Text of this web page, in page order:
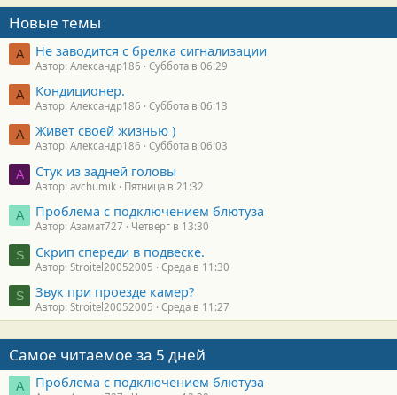
Новые темы
А Не заводится с брелка сигнализации
Автор: Александр186 Суббота в 06:29
А Кондиционер.
Автор: Александр186 Суббота в 06:13
А Живет своей жизнью )
Автор: Александр186 Суббота в 06:03
A Стук из задней головы
Автор: avchumik Пятница в 21:32
А Проблема с подключением блютуза
Автор: Азамат727 Четверг в 13:30
S Скрип спереди в подвеске.
Автор: Stroitel20052005 Среда в 11:30
S Звук при проезде камер?
Автор: Stroitel20052005 Среда в 11:27
Самое читаемое за 5 дней
А Проблема с подключением блютуза